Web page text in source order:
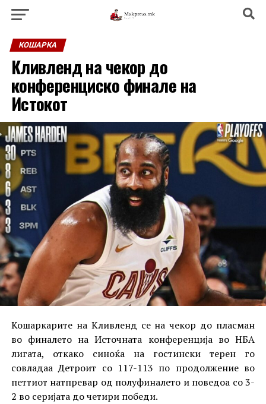
КОШАРКА
Кливленд на чекор до
конференциско финале на
Истокот
Кошаркарите на Кливленд се на чекор до пласман
во финалето на Источната конференција во НБА
лигата, откако синоќа на гостински терен го
совладаа Детроит со 117-113 по продолжение во
петтиот натпревар од полуфиналето и поведоа со 3-
2 во серијата до четири победи.